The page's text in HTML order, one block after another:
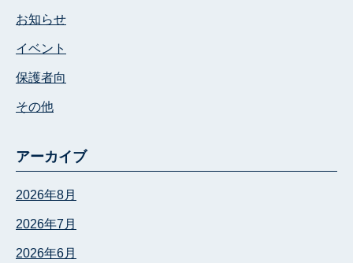
お知らせ
イベント
保護者向
その他
アーカイブ
2026年8月
2026年7月
2026年6月